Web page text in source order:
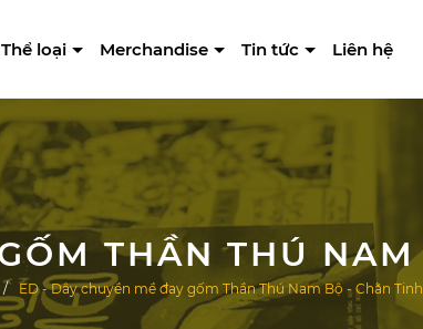
Thể loại Merchandise Tin tức Liên hệ
ED - Dây chuyền mề đay gốm Thần Thú Nam Bộ - Chằn Tinh